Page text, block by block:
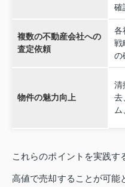
確
複数の不動産会社への
査定依頼
各
戦
の
物件の魅力向上
清
去
これらのポイントを実践す
高値で売却することが可能